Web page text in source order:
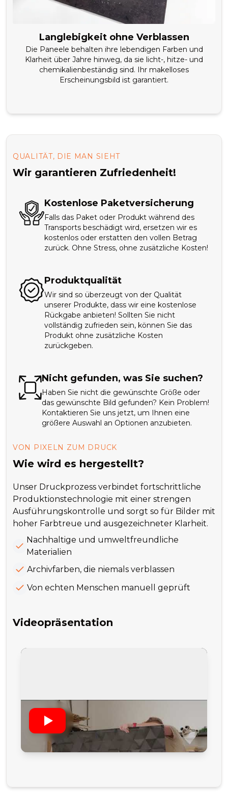
Langlebigkeit ohne Verblassen
Die Paneele behalten ihre lebendigen Farben und
Klarheit über Jahre hinweg, da sie licht-, hitze- und
chemikalienbeständig sind. Ihr makelloses
Erscheinungsbild ist garantiert.
QUALITÄT, DIE MAN SIEHT
Wir garantieren Zufriedenheit!
Kostenlose Paketversicherung
Falls das Paket oder Produkt während des
Transports beschädigt wird, ersetzen wir es
kostenlos oder erstatten den vollen Betrag
zurück. Ohne Stress, ohne zusätzliche Kosten!
Produktqualität
Wir sind so überzeugt von der Qualität
unserer Produkte, dass wir eine kostenlose
Rückgabe anbieten! Sollten Sie nicht
vollständig zufrieden sein, können Sie das
Produkt ohne zusätzliche Kosten
zurückgeben.
Nicht gefunden, was Sie suchen?
Haben Sie nicht die gewünschte Größe oder
das gewünschte Bild gefunden? Kein Problem!
Kontaktieren Sie uns jetzt, um Ihnen eine
größere Auswahl an Optionen anzubieten.
VON PIXELN ZUM DRUCK
Wie wird es hergestellt?
Unser Druckprozess verbindet fortschrittliche
Produktionstechnologie mit einer strengen
Ausführungskontrolle und sorgt so für Bilder mit
hoher Farbtreue und ausgezeichneter Klarheit.
Nachhaltige und umweltfreundliche
Materialien
Archivfarben, die niemals verblassen
Von echten Menschen manuell geprüft
Videopräsentation